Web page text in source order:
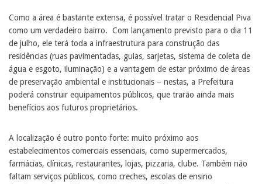
Como a área é bastante extensa, é possível tratar o Residencial Piva
como um verdadeiro bairro. Com lançamento previsto para o dia 11
de julho, ele terá toda a infraestrutura para construção das
residências (ruas pavimentadas, guias, sarjetas, sistema de coleta de
água e esgoto, iluminação) e a vantagem de estar próximo de áreas
de preservação ambiental e institucionais – nestas, a Prefeitura
poderá construir equipamentos públicos, que trarão ainda mais
benefícios aos futuros proprietários.
A localização é outro ponto forte: muito próximo aos
estabelecimentos comerciais essenciais, como supermercados,
farmácias, clínicas, restaurantes, lojas, pizzaria, clube. Também não
faltam serviços públicos, como creches, escolas de ensino